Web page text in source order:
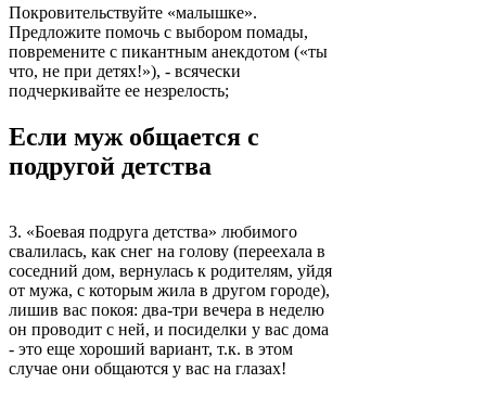
Покровительствуйте «малышке».
Предложите помочь с выбором помады,
повремените с пикантным анекдотом («ты
что, не при детях!»), - всячески
подчеркивайте ее незрелость;
Если муж общается с
подругой детства
3. «Боевая подруга детства» любимого
свалилась, как снег на голову (переехала в
соседний дом, вернулась к родителям, уйдя
от мужа, с которым жила в другом городе),
лишив вас покоя: два-три вечера в неделю
он проводит с ней, и посиделки у вас дома
- это еще хороший вариант, т.к. в этом
случае они общаются у вас на глазах!